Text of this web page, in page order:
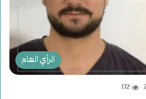
الرأي العام
172